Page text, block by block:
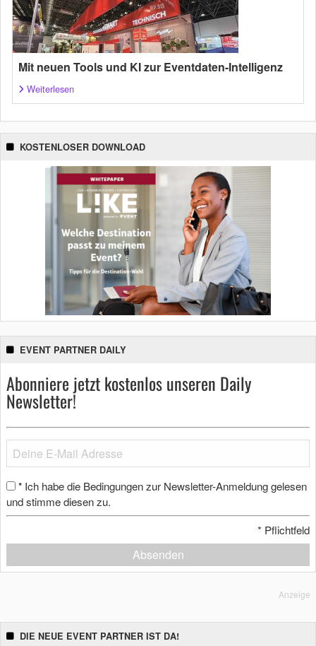
Mit neuen Tools und KI zur Eventdaten-Intelligenz
Weiterlesen
KOSTENLOSER DOWNLOAD
EVENT PARTNER DAILY
Abonniere jetzt kostenlos unseren Daily
Newsletter!
* Ich habe die Bedingungen zur Newsletter-Anmeldung gelesen
und stimme diesen zu.
* Pflichtfeld
Absenden
Anzeige
DIE NEUE EVENT PARTNER IST DA!